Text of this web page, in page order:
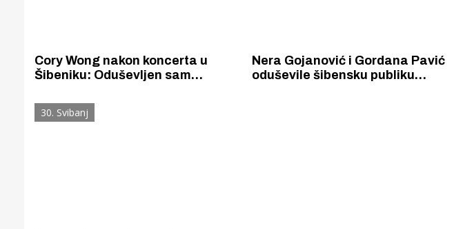
Cory Wong nakon koncerta u
Šibeniku: Oduševljen sam
je predivno!
Nera Gojanović i Gordana Pavić
oduševile šibensku publiku
30. Svibanj